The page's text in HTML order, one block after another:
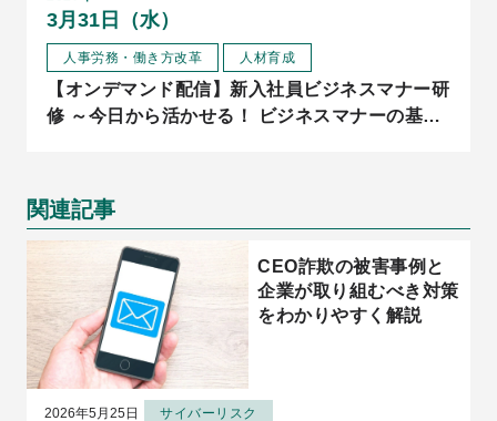
3月31日（水）
人事労務・働き方改革 人材育成
【オンデマンド配信】新入社員ビジネスマナー研
修 ～今日から活かせる！ ビジネスマナーの基本
関連記事
CEO詐欺の被害事例と
企業が取り組むべき対策
をわかりやすく解説
2026年5月25日 サイバーリスク